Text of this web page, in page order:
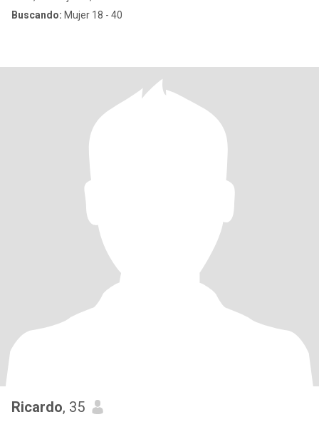
Buscando: Mujer 18 - 40
Ricardo, 35